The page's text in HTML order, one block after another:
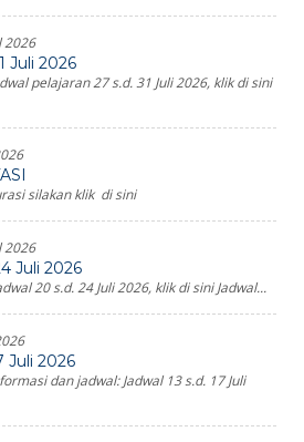
2026
Juli 2026
pelajaran 27 s.d. 31 Juli 2026, klik di sini
silakan klik di sini
2026
Juli 2026
20 s.d. 24 Juli 2026, klik di sini Jadwal...
Juli 2026
dan jadwal: Jadwal 13 s.d. 17 Juli